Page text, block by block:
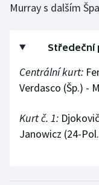
Murray s dalším
Středeční
Centrální kurt:
Verdasco (Šp.) -
Kurt č. 1:
Janowicz (24-